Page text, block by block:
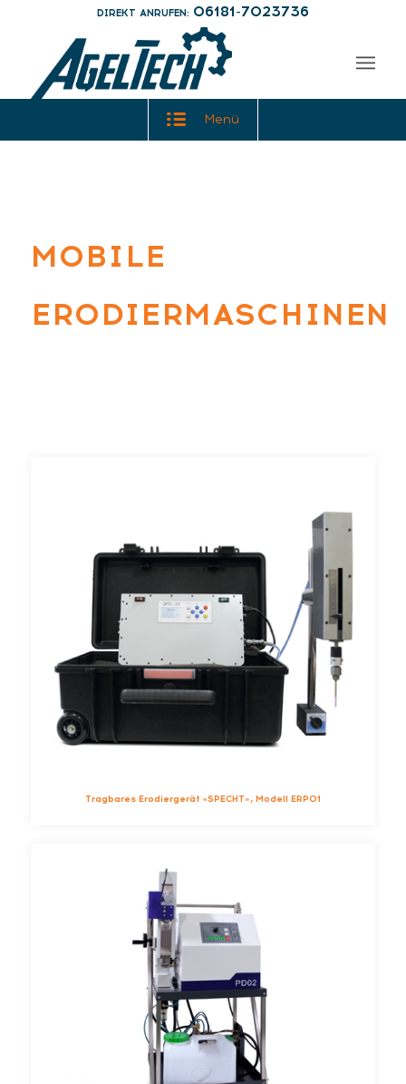
DIREKT ANRUFEN: 06181-7023736
Menü
MOBILE
ERODIERMASCHINEN
Tragbares Erodiergerät «SPECHT», Modell ERP01